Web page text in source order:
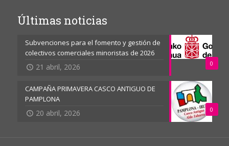
Últimas noticias
0
Subvenciones para el fomento y gestión de
colectivos comerciales minoristas de 2026
21 abril, 2026
0
CAMPAÑA PRIMAVERA CASCO ANTIGUO DE
PAMPLONA
20 abril, 2026